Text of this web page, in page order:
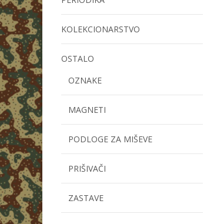
KOLEKCIONARSTVO
OSTALO
OZNAKE
MAGNETI
PODLOGE ZA MIŠEVE
PRIŠIVAČI
ZASTAVE